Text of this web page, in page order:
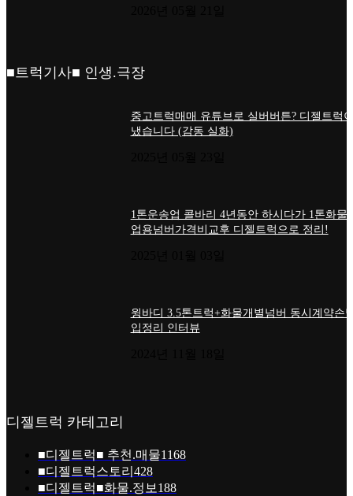
■트럭기사■ 인생.극장
중고트럭매매 유튜브로 실버버튼? 디젤트럭
냈습니다 (감동 실화)
1톤운송업 콜바리 4년동안 하시다가 1톤화물
업용넘버가격비교후 디젤트럭으로 정리!
윙바디 3.5톤트럭+화물개별넘버 동시계약손
입정리 인터뷰
디젤트럭 카테고리
■디젤트럭■ 추천.매물1168
■디젤트럭스토리 428
■디젤트럭■화물.정보 188